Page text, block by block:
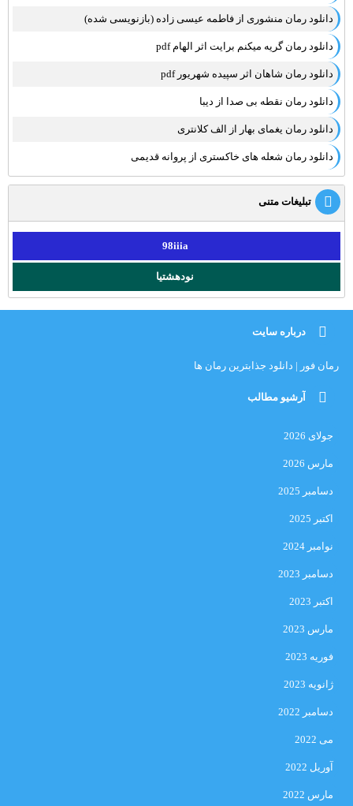
دانلود رمان منشوری از فاطمه عیسی زاده (بازنویسی شده)
دانلود رمان گریه میکنم برایت اثر الهام pdf
دانلود رمان شاهان اثر سپیده شهریور pdf
دانلود رمان نقطه بی صدا از دیبا
دانلود رمان یغمای بهار از الف کلانتری
دانلود رمان شعله های خاکستری از پروانه قدیمی
تبلیغات متنی
98iiia
نودهشتیا
درباره سایت
رمان فور | دانلود جذابترین رمان ها
آرشیو مطالب
جولای 2026
مارس 2026
دسامبر 2025
اکتبر 2025
نوامبر 2024
دسامبر 2023
اکتبر 2023
مارس 2023
فوریه 2023
ژانویه 2023
دسامبر 2022
می 2022
آوریل 2022
مارس 2022